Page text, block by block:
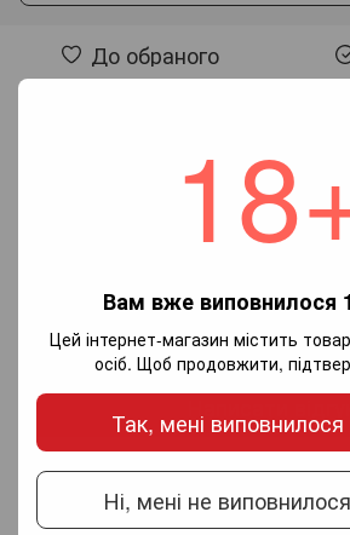
Вам вже виповнилося
Цей інтернет-магазин містить
осіб. Щоб продовжити,
Так, мені виповнилося
Ні, мені не
До обраного
Додайте перший